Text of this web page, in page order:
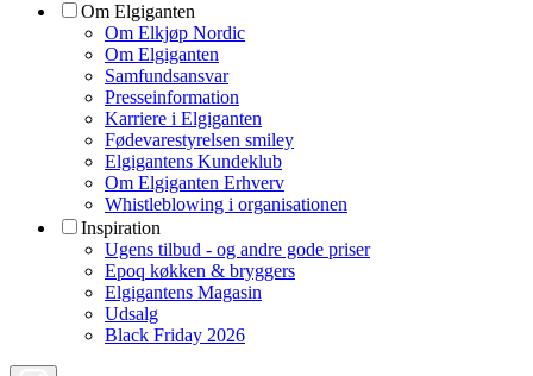
Om Elgiganten
Om Elkjøp Nordic
Om Elgiganten
Samfundsansvar
Presseinformation
Karriere i Elgiganten
Fødevarestyrelsen smiley
Elgigantens Kundeklub
Om Elgiganten Erhverv
Whistleblowing i organisationen
Inspiration
Ugens tilbud - og andre gode priser
Epoq køkken & bryggers
Elgigantens Magasin
Udsalg
Black Friday 2026